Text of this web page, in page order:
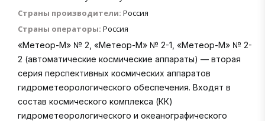
Страны производители: Россия
Страны операторы: Россия
«Метеор-М» № 2, «Метеор-М» № 2-1, «Метеор-М» № 2-
2 (автоматические космические аппараты) — вторая
серия перспективных космических аппаратов
гидрометеорологического обеспечения. Входят в
состав космического комплекса (КК)
гидрометеорологического и океанографического